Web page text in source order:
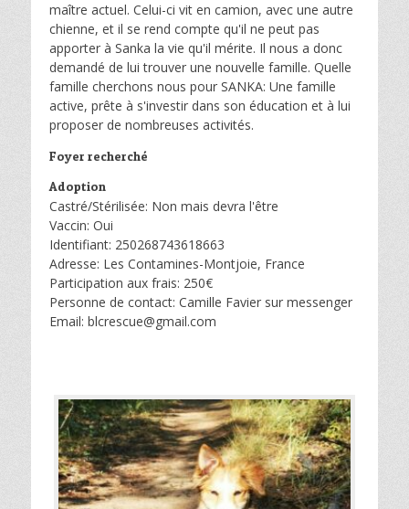
maître actuel. Celui-ci vit en camion, avec une autre
chienne, et il se rend compte qu'il ne peut pas
apporter à Sanka la vie qu'il mérite. Il nous a donc
demandé de lui trouver une nouvelle famille. Quelle
famille cherchons nous pour SANKA: Une famille
active, prête à s'investir dans son éducation et à lui
proposer de nombreuses activités.
Foyer recherché
Adoption
Castré/Stérilisée: Non mais devra l'être
Vaccin: Oui
Identifiant: 250268743618663
Adresse: Les Contamines-Montjoie, France
Participation aux frais: 250€
Personne de contact: Camille Favier sur messenger
Email: blcrescue@gmail.com